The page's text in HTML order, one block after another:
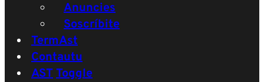
Anuncies
Soscríbite
TermAst
Contautu
ASTToggle